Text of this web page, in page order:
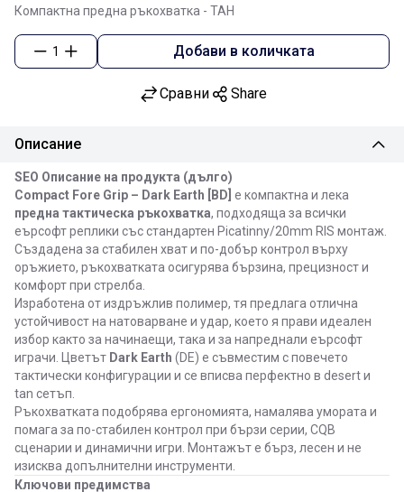
Компактна предна ръкохватка - ТАН
1 Добави в количката
Сравни Share
Описание
SEO Описание на продукта (дълго)
Compact Fore Grip – Dark Earth [BD] е компактна и лека
предна тактическа ръкохватка, подходяща за всички
еърсофт реплики със стандартен Picatinny/20mm RIS монтаж.
Създадена за стабилен хват и по-добър контрол върху
оръжието, ръкохватката осигурява бързина, прецизност и
комфорт при стрелба.
Изработена от издръжлив полимер, тя предлага отлична
устойчивост на натоварване и удар, което я прави идеален
избор както за начинаещи, така и за напреднали еърсофт
играчи. Цветът Dark Earth (DE) е съвместим с повечето
тактически конфигурации и се вписва перфектно в desert и
tan сетъп.
Ръкохватката подобрява ергономията, намалява умората и
помага за по-стабилен контрол при бързи серии, CQB
сценарии и динамични игри. Монтажът е бърз, лесен и не
изисква допълнителни инструменти.
Ключови предимства